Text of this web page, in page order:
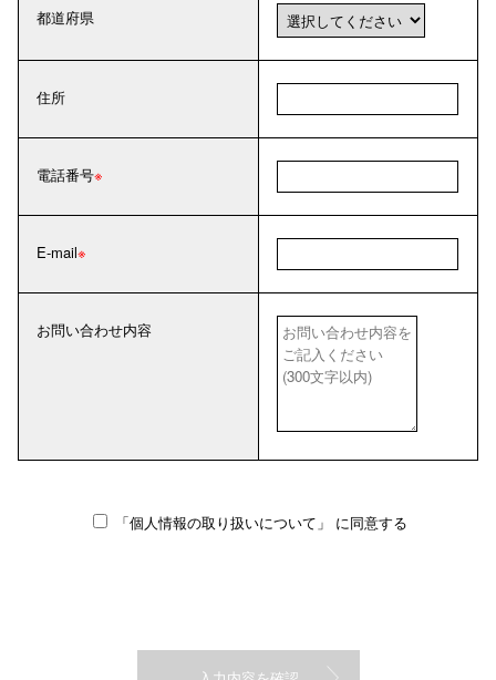
都道府県
住所
電話番号
E-mail
お問い合わせ内容
「個人情報の取り扱いについて」 に同意する